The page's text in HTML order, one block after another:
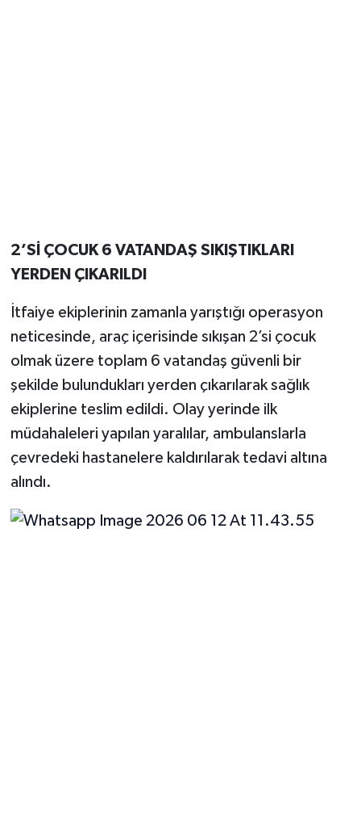
2’Sİ ÇOCUK 6 VATANDAŞ SIKIŞTIKLARI
YERDEN ÇIKARILDI
İtfaiye ekiplerinin zamanla yarıştığı operasyon
neticesinde, araç içerisinde sıkışan 2’si çocuk
olmak üzere toplam 6 vatandaş güvenli bir
şekilde bulundukları yerden çıkarılarak sağlık
ekiplerine teslim edildi. Olay yerinde ilk
müdahaleleri yapılan yaralılar, ambulanslarla
çevredeki hastanelere kaldırılarak tedavi altına
alındı.